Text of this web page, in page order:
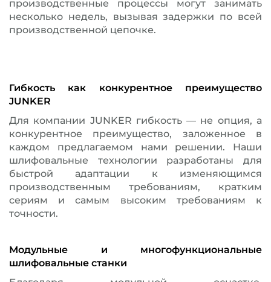
производственные процессы могут занимать
несколько недель, вызывая задержки по всей
производственной цепочке.
Гибкость как конкурентное преимущество
JUNKER
Для компании JUNKER гибкость — не опция, а
конкурентное преимущество, заложенное в
каждом предлагаемом нами решении. Наши
шлифовальные технологии разработаны для
быстрой адаптации к изменяющимся
производственным требованиям, кратким
сериям и самым высоким требованиям к
точности.
Модульные и многофункциональные
шлифовальные станки